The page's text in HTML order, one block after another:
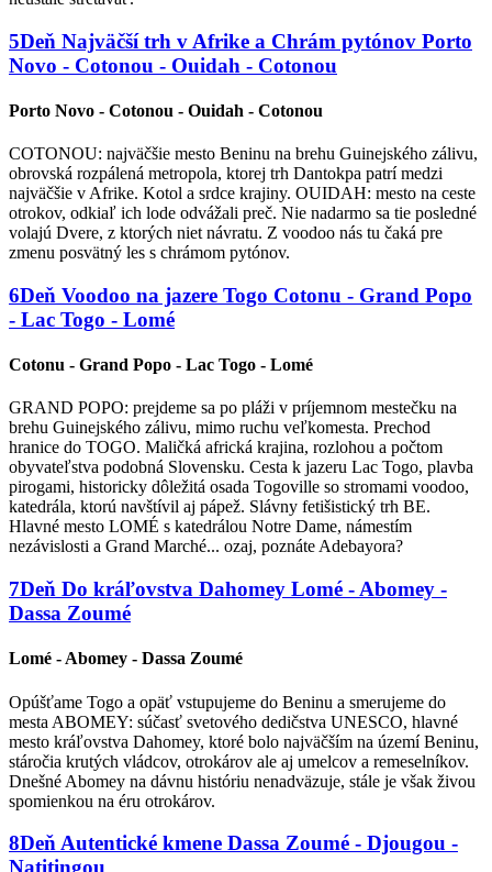
5Deň Najväčší trh v Afrike a Chrám pytónov Porto
Novo - Cotonou - Ouidah - Cotonou
Porto Novo - Cotonou - Ouidah - Cotonou
COTONOU: najväčšie mesto Beninu na brehu Guinejského zálivu,
obrovská rozpálená metropola, ktorej trh Dantokpa patrí medzi
najväčšie v Afrike. Kotol a srdce krajiny. OUIDAH: mesto na ceste
otrokov, odkiaľ ich lode odvážali preč. Nie nadarmo sa tie posledné
volajú Dvere, z ktorých niet návratu. Z voodoo nás tu čaká pre
zmenu posvätný les s chrámom pytónov.
6Deň Voodoo na jazere Togo Cotonu - Grand Popo
- Lac Togo - Lomé
Cotonu - Grand Popo - Lac Togo - Lomé
GRAND POPO: prejdeme sa po pláži v príjemnom mestečku na
brehu Guinejského zálivu, mimo ruchu veľkomesta. Prechod
hranice do TOGO. Maličká africká krajina, rozlohou a počtom
obyvateľstva podobná Slovensku. Cesta k jazeru Lac Togo, plavba
pirogami, historicky dôležitá osada Togoville so stromami voodoo,
katedrála, ktorú navštívil aj pápež. Slávny fetišistický trh BE.
Hlavné mesto LOMÉ s katedrálou Notre Dame, námestím
nezávislosti a Grand Marché... ozaj, poznáte Adebayora?
7Deň Do kráľovstva Dahomey Lomé - Abomey -
Dassa Zoumé
Lomé - Abomey - Dassa Zoumé
Opúšťame Togo a opäť vstupujeme do Beninu a smerujeme do
mesta ABOMEY: súčasť svetového dedičstva UNESCO, hlavné
mesto kráľovstva Dahomey, ktoré bolo najväčším na území Beninu,
stáročia krutých vládcov, otrokárov ale aj umelcov a remeselníkov.
Dnešné Abomey na dávnu históriu nenadväzuje, stále je však živou
spomienkou na éru otrokárov.
8DeňAutentické kmene Dassa Zoumé - Djougou -